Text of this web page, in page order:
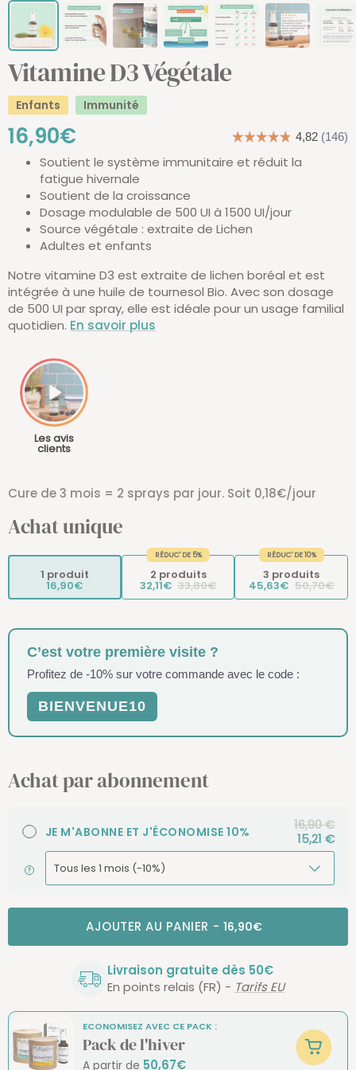
Vitamine D3 Végétale
Enfants Immunité
Prix
de
vente
16,90€
Soutient le système immunitaire et réduit la
fatigue hivernale
Soutient de la croissance
Dosage modulable de 500 UI à 1500 UI/jour
Source végétale : extraite de Lichen
Adultes et enfants
Notre vitamine D3 est extraite de lichen boréal et est
intégrée à une huile de tournesol Bio. Avec son dosage
de 500 UI par spray, elle est idéale pour un usage familial
quotidien. En savoir plus
Les avis
clients
Cure de 3 mois = 2 sprays par jour. Soit 0,18€/jour
Achat unique
1 produit
16,90€
2 produits
32,11€ 33,80€
RÉDUC' DE 5%
3 produits
45,63€ 50,70€
RÉDUC' DE 10%
C’est votre première visite ?
Profitez de -10% sur votre commande avec le code :
BIENVENUE10
Achat par abonnement
JE M'ABONNE ET J'ÉCONOMISE 10%
16,90 €
15,21 €
AJOUTER AU PANIER - 16,90€
Livraison gratuite dès 50€
En points relais (FR) - Tarifs EU
ECONOMISEZ AVEC CE PACK :
Pack de l'hiver
A partir de 50,67€